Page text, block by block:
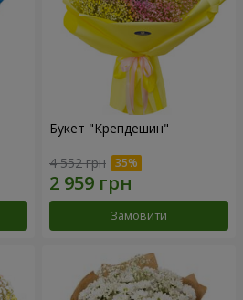
Букет "Крепдешин"
4 552 грн
Замовити